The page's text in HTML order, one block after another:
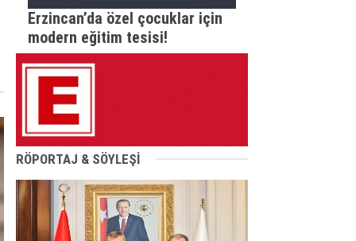
Erzincan’da özel çocuklar için
modern eğitim tesisi!
RÖPORTAJ & SÖYLEŞİ